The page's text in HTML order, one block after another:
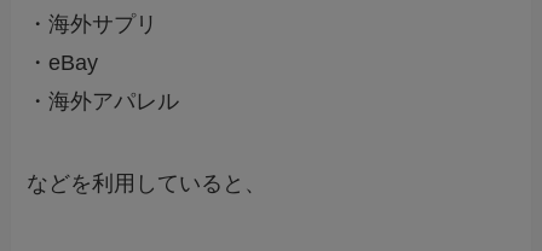
・海外サプリ
・eBay
・海外アパレル
などを利用していると、